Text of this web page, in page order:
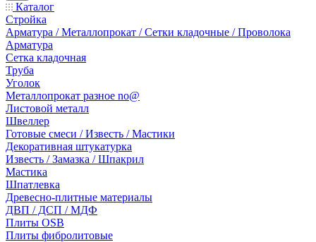
Каталог
Стройка
Арматура / Металлопрокат / Сетки кладочные / Проволока
Арматура
Сетка кладочная
Труба
Уголок
Металлопрокат разное no@
Листовой металл
Швеллер
Готовые смеси / Известь / Мастики
Декоративная штукатурка
Известь / Замазка / Шпакрил
Мастика
Шпатлевка
Древесно-плитные материалы
ДВП / ДСП / МДФ
Плиты OSB
Плиты фибролитовые